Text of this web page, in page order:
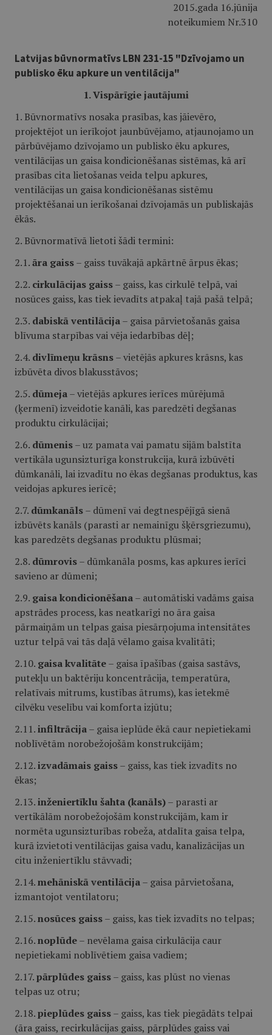
2015.gada 16.jūnija
noteikumiem Nr.310
Latvijas būvnormatīvs LBN 231-15 "Dzīvojamo un
publisko ēku apkure un ventilācija"
1. Vispārīgie jautājumi
1. Būvnormatīvs nosaka prasības, kas jāievēro,
projektējot un ierīkojot jaunbūvējamo, atjaunojamo un
pārbūvējamo dzīvojamo un publisko ēku apkures,
ventilācijas un gaisa kondicionēšanas sistēmas, kā arī
prasības cita lietošanas veida telpu apkures,
ventilācijas un gaisa kondicionēšanas sistēmu
projektēšanai un ierīkošanai dzīvojamās un publiskajās
ēkās.
2. Būvnormatīvā lietoti šādi termini:
2.1.āra gaiss– gaiss tuvākajā apkārtnē ārpus ēkas;
2.2. cirkulācijas gaiss– gaiss, kas cirkulē telpā, vai
nosūces gaiss, kas tiek ievadīts atpakaļ tajā pašā telpā;
2.3. dabiskā ventilācija– gaisa pārvietošanās gaisa
blīvuma starpības vai vēja iedarbības dēļ;
2.4. divlīmeņu krāsns– vietējās apkures krāsns, kas
izbūvēta divos blakusstāvos;
2.5. dūmeja– vietējās apkures ierīces mūrējumā
(ķermenī) izveidotie kanāli, kas paredzēti degšanas
produktu cirkulācijai;
2.6. dūmenis– uz pamata vai pamatu sijām balstīta
vertikāla ugunsizturīga konstrukcija, kurā izbūvēti
dūmkanāli, lai izvadītu no ēkas degšanas produktus, kas
veidojas apkures ierīcē;
2.7. dūmkanāls– dūmenī vai degtnespējīgā sienā
izbūvēts kanāls (parasti ar nemainīgu šķērsgriezumu),
kas paredzēts degšanas produktu plūsmai;
2.8. dūmrovis– dūmkanāla posms, kas apkures ierīci
savieno ar dūmeni;
2.9. gaisa kondicionēšana– automātiski vadāms gaisa
apstrādes process, kas neatkarīgi no āra gaisa
pārmaiņām un telpas gaisa piesārņojuma intensitātes
uztur telpā vai tās daļā vēlamo gaisa kvalitāti;
2.10. gaisa kvalitāte– gaisa īpašības (gaisa sastāvs,
putekļu un baktēriju koncentrācija, temperatūra,
relatīvais mitrums, kustības ātrums), kas ietekmē
cilvēku veselību vai komforta izjūtu;
2.11.infiltrācija– gaisa ieplūde ēkā caur nepietiekami
noblīvētām norobežojošām konstrukcijām;
2.12.izvadāmais gaiss– gaiss, kas tiek izvadīts no
ēkas;
2.13.inženiertīklu šahta (kanāls)– parasti ar
vertikālām norobežojošām konstrukcijām, kam ir
normēta ugunsizturības robeža, atdalīta gaisa telpa,
kurā izvietoti ventilācijas gaisa vadu, kanalizācijas un
citu inženiertīklu stāvvadi;
2.14.mehāniskā ventilācija– gaisa pārvietošana,
izmantojot ventilatoru;
2.15.nosūces gaiss– gaiss, kas tiek izvadīts no telpas;
2.16.noplūde– nevēlama gaisa cirkulācija caur
nepietiekami noblīvētiem gaisa vadiem;
2.17.pārplūdes gaiss– gaiss, kas plūst no vienas
telpas uz otru;
2.18.pieplūdes gaiss– gaiss, kas tiek piegādāts telpai
(āra gaiss, recirkulācijas gaiss, pārplūdes gaiss vai